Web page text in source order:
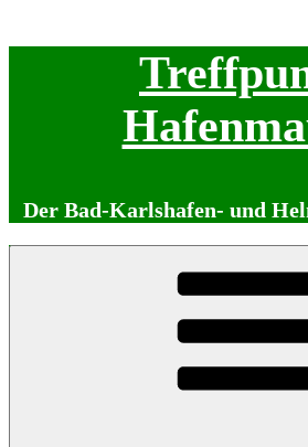
Der Bad-Karlshafen- und